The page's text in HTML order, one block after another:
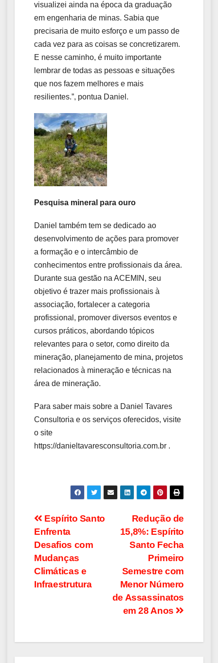
visualizei ainda na época da graduação
em engenharia de minas. Sabia que
precisaria de muito esforço e um passo de
cada vez para as coisas se concretizarem.
E nesse caminho, é muito importante
lembrar de todas as pessoas e situações
que nos fazem melhores e mais
resilientes.”, pontua Daniel.
Pesquisa mineral para ouro
Daniel também tem se dedicado ao
desenvolvimento de ações para promover
a formação e o intercâmbio de
conhecimentos entre profissionais da área.
Durante sua gestão na ACEMIN, seu
objetivo é trazer mais profissionais à
associação, fortalecer a categoria
profissional, promover diversos eventos e
cursos práticos, abordando tópicos
relevantes para o setor, como direito da
mineração, planejamento de mina, projetos
relacionados à mineração e técnicas na
área de mineração.
Para saber mais sobre a Daniel Tavares
Consultoria e os serviços oferecidos, visite
o site
https://danieltavaresconsultoria.com.br .
Navegação
de
Post
Redução de
15,8%: Espírito
Santo Fecha
Primeiro
Semestre com
Menor Número
de Assassinatos
em 28 Anos
Espírito Santo
Enfrenta
Desafios com
Mudanças
Climáticas e
Infraestrutura